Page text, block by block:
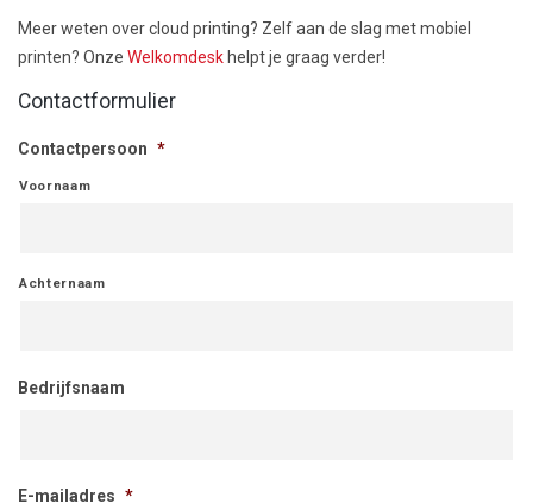
Meer weten over cloud printing? Zelf aan de slag met mobiel
printen? Onze Welkomdesk helpt je graag verder!
Contactformulier
Contactpersoon *
Voornaam
Achternaam
Bedrijfsnaam
E-mailadres *